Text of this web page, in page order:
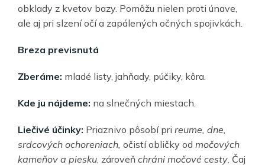
obklady z kvetov bazy. Pomôžu nielen proti únave,
ale aj pri slzení očí a zapálených očných spojivkách.
Breza previsnutá
Zberáme: mladé listy, jahňady, púčiky, kôra.
Kde ju nájdeme: na slnečných miestach.
Liečivé účinky: Priaznivo pôsobí pri reume, dne,
srdcových ochoreniach, očistí obličky od močových
kameňov a piesku, zároveň chráni močové cesty. Čaj